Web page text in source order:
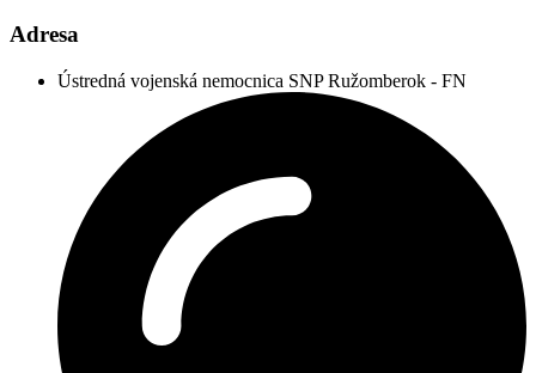
Adresa
Ústredná vojenská nemocnica SNP Ružomberok - FN